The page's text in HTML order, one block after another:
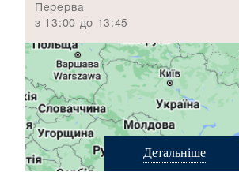
Перерва
з 13:00 до 13:45
Детальніше